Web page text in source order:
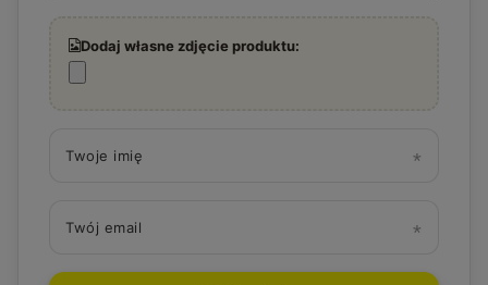
Dodaj własne zdjęcie produktu:
Twoje imię
Twój email